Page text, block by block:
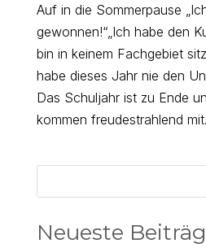
Auf in die Sommerpause
gewonnen!“„Ich habe den
bin in keinem Fachgebiet
habe dieses Jahr nie den
Das Schuljahr ist zu Ende
kommen freudestrahlend
Neueste